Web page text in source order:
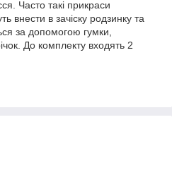
Часто такі прикраси
внести в зачіску родзинку та
за допомогою гумки,
До комплекту входять 2